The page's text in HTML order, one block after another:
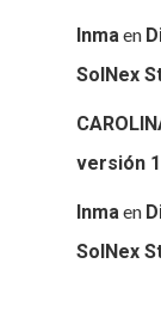
Inmaen
SolNex
versión
Inmaen
SolNex